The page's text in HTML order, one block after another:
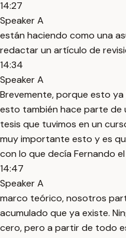
14:27
Speaker A
están haciendo como una
redactar un artículo de
14:34
Speaker A
Brevemente, porque esto
esto también hace parte de
tesis que tuvimos en un
muy importante esto y es
con lo que decía Fernando el
14:47
Speaker A
marco teórico, nosotros
acumulado que ya existe.
cero, pero a partir de todo